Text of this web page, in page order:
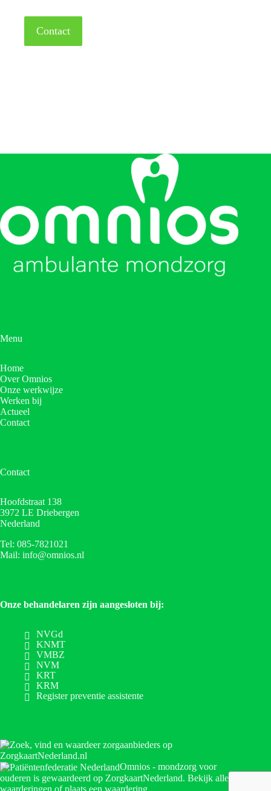
Contact
Menu
Home
Over Omnios
Onze werkwijze
Werken bij
Actueel
Contact
Contact
Hoofdstraat 138
3972 LE Driebergen
Nederland
Tel: 085-7821021
Mail: info@omnios.nl
Onze behandelaren zijn aangesloten bij:
NVGd
KNMT
VMBZ
NVM
KRT
KRM
Register preventie assistente
Omnios - mondzorg voor
ouderen is gewaardeerd op ZorgkaartNederland. Bekijk alle
waarderingen ofplaats een waardering